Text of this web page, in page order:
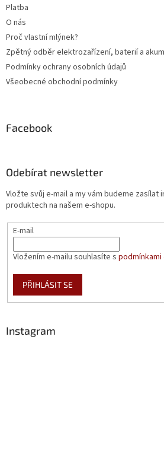
Platba
O nás
Proč vlastní mlýnek?
Zpětný odběr elektrozařízení, baterií a
Podmínky ochrany osobních údajů
Všeobecné obchodní podmínky
Facebook
Odebírat newsletter
Vložte svůj e-mail a my vám budeme zasílat
produktech na našem e-shopu.
E-mail
Vložením e-mailu souhlasíte s podmínkami
PŘIHLÁSIT SE
Instagram